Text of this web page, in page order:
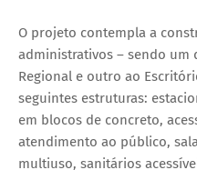
O projeto contempla a
administrativos – sendo um
Regional e outro ao
seguintes estruturas:
em blocos de concreto,
atendimento ao público,
multiuso, sanitários